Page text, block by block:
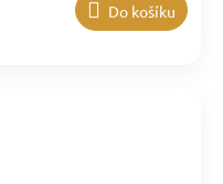
Do košíku